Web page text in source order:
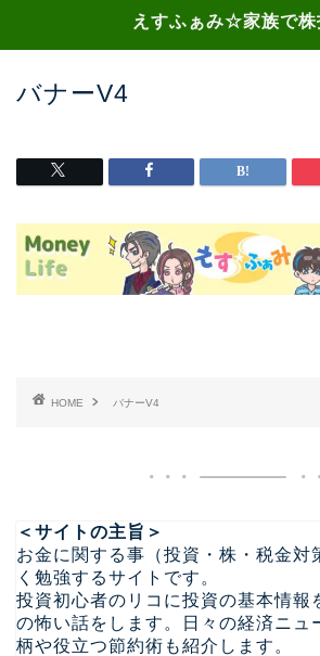
えすふぁみ☆家族で株
バナーV4
HOME バナーV4
＜サイトの主旨＞
お金に関する事（投資・株・税金対
く勉強するサイトです。
投資初心者のリコに投資の基本情報
の怖い話をします。日々の経済ニュ
柄や役立つ節約術も紹介します。